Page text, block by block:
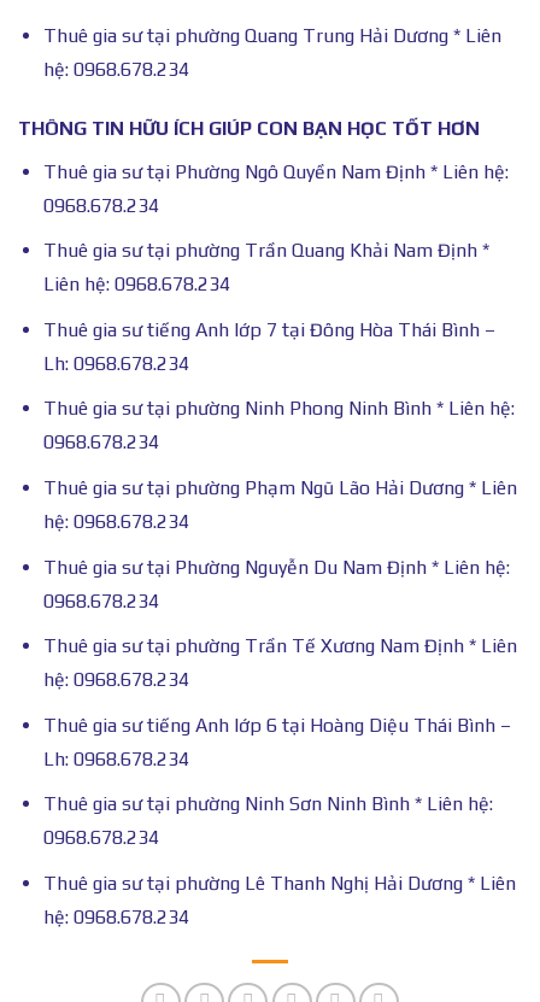
Thuê gia sư tại phường Quang Trung Hải Dương * Liên
hệ: 0968.678.234
THÔNG TIN HỮU ÍCH GIÚP CON BẠN HỌC TỐT HƠN
Thuê gia sư tại Phường Ngô Quyền Nam Định * Liên hệ:
0968.678.234
Thuê gia sư tại phường Trần Quang Khải Nam Định *
Liên hệ: 0968.678.234
Thuê gia sư tiếng Anh lớp 7 tại Đông Hòa Thái Bình –
Lh: 0968.678.234
Thuê gia sư tại phường Ninh Phong Ninh Bình * Liên hệ:
0968.678.234
Thuê gia sư tại phường Phạm Ngũ Lão Hải Dương * Liên
hệ: 0968.678.234
Thuê gia sư tại Phường Nguyễn Du Nam Định * Liên hệ:
0968.678.234
Thuê gia sư tại phường Trần Tế Xương Nam Định * Liên
hệ: 0968.678.234
Thuê gia sư tiếng Anh lớp 6 tại Hoàng Diệu Thái Bình –
Lh: 0968.678.234
Thuê gia sư tại phường Ninh Sơn Ninh Bình * Liên hệ:
0968.678.234
Thuê gia sư tại phường Lê Thanh Nghị Hải Dương * Liên
hệ: 0968.678.234